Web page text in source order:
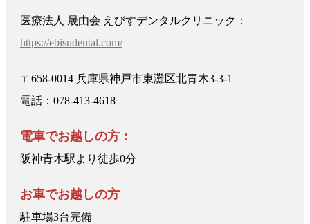
医療法人 晟由会 えびすデンタルクリニック：
https://ebisudental.com/
〒658-0014 兵庫県神戸市東灘区北青木3-3-1
電話：078-413-4618
電車でお越しの方：
阪神青木駅より徒歩0分
お車でお越しの方
駐車場3台完備